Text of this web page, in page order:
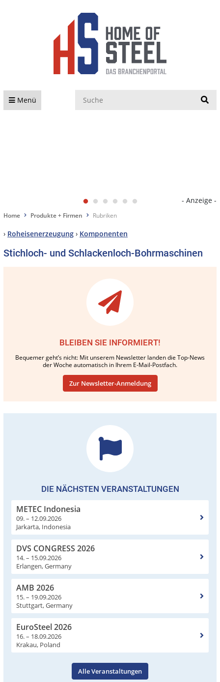
Menü
- Anzeige -
Home Produkte + Firmen Rubriken
› Roheisenerzeugung › Komponenten
Stichloch- und Schlackenloch-Bohrmaschinen
BLEIBEN SIE INFORMIERT!
Bequemer geht’s nicht: Mit unserem Newsletter landen die Top-News
der Woche automatisch in Ihrem E-Mail-Postfach.
Zur Newsletter-Anmeldung
DIE NÄCHSTEN VERANSTALTUNGEN
METEC Indonesia
09. – 12.09.2026
Jarkarta, Indonesia
DVS CONGRESS 2026
14. – 15.09.2026
Erlangen, Germany
AMB 2026
15. – 19.09.2026
Stuttgart, Germany
EuroSteel 2026
16. – 18.09.2026
Krakau, Poland
Alle Veranstaltungen